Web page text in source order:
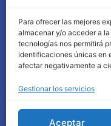
Para ofrecer las mejores
almacenar y/o acceder a
tecnologías nos permitirá
identificaciones únicas en
afectar negativamente a
Gestionar los servicios
Aceptar